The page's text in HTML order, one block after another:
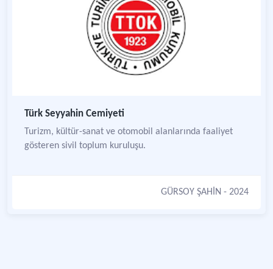
Türk Seyyahin Cemiyeti
Turizm, kültür-sanat ve otomobil alanlarında faaliyet
gösteren sivil toplum kuruluşu.
GÜRSOY ŞAHİN - 2024